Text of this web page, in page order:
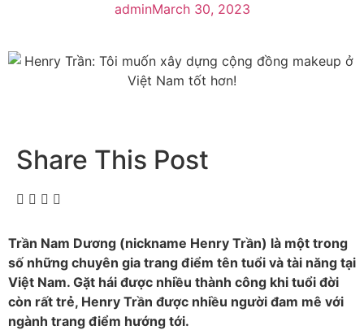
adminMarch 30, 2023
Share This Post
Trần Nam Dương (nickname Henry Trần) là một trong
số những chuyên gia trang điểm tên tuổi và tài năng tại
Việt Nam. Gặt hái được nhiều thành công khi tuổi đời
còn rất trẻ, Henry Trần được nhiều người đam mê với
ngành trang điểm hướng tới.